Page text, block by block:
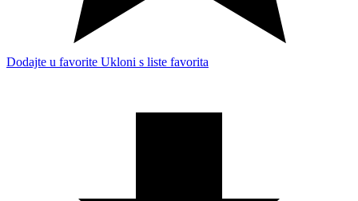
Dodajte u favorite Ukloni s liste favorita